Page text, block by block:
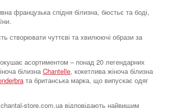
Soft stretch
французька спідня білизна, бюстьє та боді,
створювати чуттєві та хвилюючі образи за
асортиментом – понад 20 легендарних
білизнаChantelle, кокетлива жіноча білизна
та британська марка, що випускає одяг
chantal-store.com.ua відповідають найвищим